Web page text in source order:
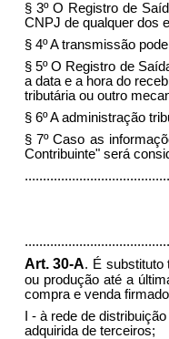
§ 3ºO Registro de
CNPJ de qualquer dos
§ 4ºA transmissão
§ 5ºO Registro de
a data e a hora do
tributária ou outro
§ 6ºA administração
§ 7ºCaso as
Contribuinte" será
Art. 30-A. É substituto
ou produção até a
compra e venda
- à rede de
adquirida de terceiros;